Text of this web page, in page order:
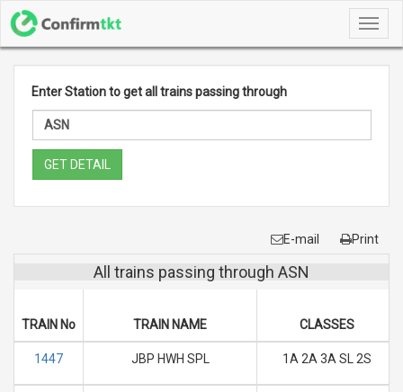
Enter Station to get all trains passing through
GET DETAIL
E-mail Print
All trains passing through ASN
TRAIN No TRAIN NAME CLASSES
1447 JBP HWH SPL 1A 2A 3A SL 2S